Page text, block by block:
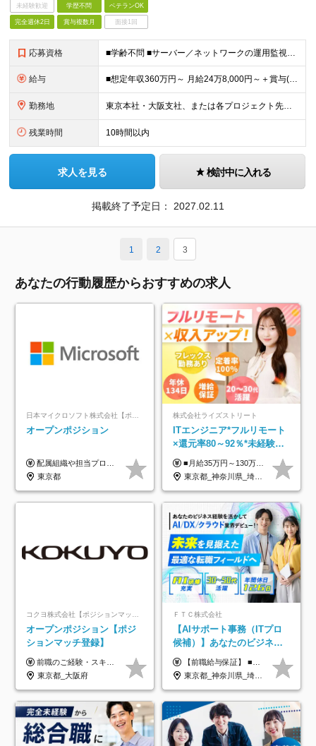
未経験歓迎 学歴不問 ベテランOK
完全週休2日 賞与複数月 面接1回
応募資格 ■学齢不問 ■サーバー／ネットワークの運用監視1年以上のご経験 【外国籍の方へ】 ※上記に加え、以下3点が必須となります。 ・設計2年以上 ・日本語能力試験（JLPT）N1の取得 ・日本国内の企業で
給与 ■想定年収360万円～ 月給24万8,000円～＋賞与(2回) ※試用期間6カ月間中の雇用形態に差異はございません。 ※固定残業代（21時間分/3万4,800円～）を含みます。超過分は別途支給いたし
勤務地 東京本社・大阪支社、または各プロジェクト先（1都3県、大阪府内）にて勤務となります。 ※勤務地は希望を考慮します。 ※転居を伴う転勤はありません。 ■東京勤務 東京本社または東京都・千葉県・埼玉県・
残業時間 10時間以内
求人を見る 検討中に入れる
掲載終了予定日： 2027.02.11
1 2 3
あなたの行動履歴からおすすめの求人
日本マイクロソフト株式会社【ポジションマッチ登録】
オープンポジション
配属組織や担当プロジェクトにより異なります。 ▼参考情報 ----------------------- 年俸650万～（1/12を月々支給） ※経験、能力を考慮の上、当社規定により優遇いたします。 ※時間外、休日出勤、深夜手当に対する賃金も基本年俸に含みます。
東京都
株式会社ライズストリート
ITエンジニア*フルリモート
×還元率80～92％*未経験歓
迎*年休134日*月給35万～*
定着率100%
■月給35万円～130万円＋賞与年2回＋各種手当 ※システムエンジニアの経験をお持ちの方は月給41万円以上＋賞与年2回（108万円～）＋手当 ■単価（年収）アップのチャンスは最大年12回 ※残業代は1分単位で100％全額支給。サービス残業などは一切ありません ※試用期間6ヵ月（試用期間中の待遇・給与に差はありません）
東京都_神奈川県_埼玉県_千葉県_大阪府_愛知県_北海道_青森県_岩手県_宮城県_秋田県_山形県_福島県_茨城県_栃木県_群馬県_新潟県_山梨県_長野県_富山県_石川県_福井県_静岡県_岐阜県_三重県_兵庫県_京都府_滋賀県_奈良県_和歌山県_広島県_岡山県_鳥取県_島根県_山口県_徳島県_香川県_愛媛県_高知県_福岡県_熊本県_佐賀県_長崎県_大分県_宮崎県_鹿児島県_沖縄県
コクヨ株式会社【ポジションマッチ登録】
オープンポジション【ポジ
ションマッチ登録】
前職のご経験・スキル等を考慮して決定します。
東京都_大阪府
ＦＴＣ株式会社
【AIサポート事務（ITプロ
候補）】あなたのビジネス
経験をAI業界で活かす◆IT
未経験OK◆目指せるコンサ
ル
【前職給与保証】 ■未経験者： 月給30万円～35万円 ■ローキャリア（経験目安1年程度）： 月給35万円～40万円 ■経験者（経験目安3年以上）： 月給40万円～60万円 ■即戦力（経験目安5年以上）： 月給45万円～80万円 ※上記金額には固定残業代30時間分 【未経験者5万5000円～7万3000円、 ローキャリア6万4000円～7万3000円、 経験者5万8000円～10万9000円、 即戦力8万2000円～14万5000円】を含みます。 ※30時間を超える場合は追加で全額支給します。 ※経験・能力・前職給与などを総合的に評価したうえでご納得いただけるよう個別決定。 未経験者の場合、前職給与とポテンシャルを査定のうえ決定いたします。 ※日本国内でのIT業界経験、または同等の実務経験と能力に応じて決定します。 ※前職給与は日本円かつ、日本国内での実績に基づき評価します。 【納得の評価システム】 ★クォーター毎に査定する評価制度導入！ 明確な評価基準で翌年度年収を上げましょう！ ★評価対象期間に在籍中のほとんどの社員が昇給し 年収アップを実現しています！ ★様々なインセンティブ制度を用意し多角的に正当評価しています！ ※試用期間6カ月（期間中の待遇等に差異なし）
東京都_神奈川県_埼玉県_千葉県